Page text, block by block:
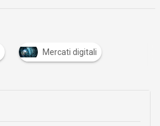
Mercati digitali